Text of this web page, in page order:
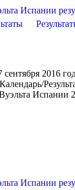
Испании
2016
Испании
Испании